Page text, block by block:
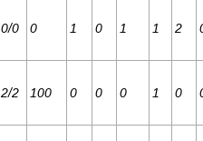
0/0 0 1 0 1 1 2
2/2 100 0 0 0 1 0